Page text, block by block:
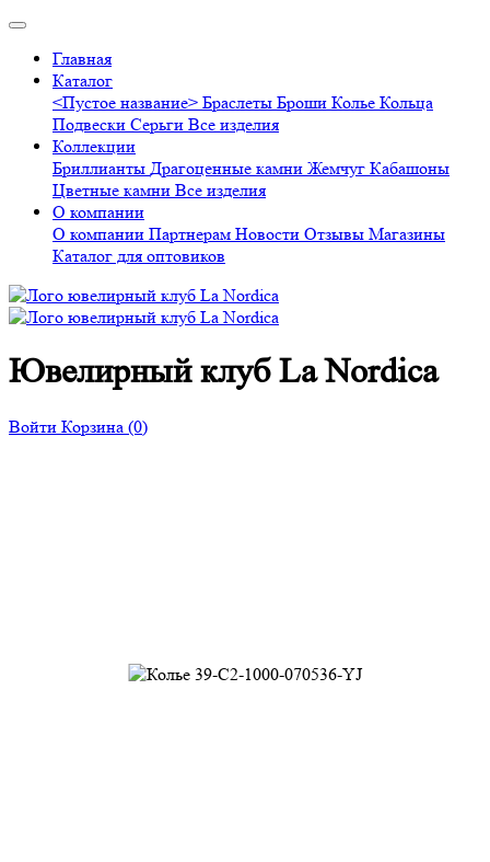
Главная
Каталог
<Пустое название> Браслеты Броши Колье Кольца
Подвески Серьги Все изделия
Коллекции
Бриллианты Драгоценные камни Жемчуг Кабашоны
Цветные камни Все изделия
О компании
О компании Партнерам Новости Отзывы Магазины
Каталог для оптовиков
Ювелирный клуб La Nordica
Войти Корзина (0)